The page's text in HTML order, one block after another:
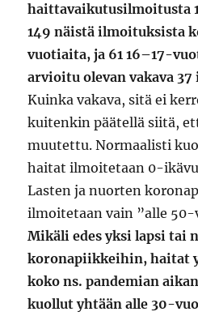
haittavaikutusilmoitusta
149 näistä ilmoituksista
vuotiaita, ja 61 16–17-
arvioitu olevan vakava
Kuinka vakava, sitä ei
kuitenkin päätellä siitä,
muutettu. Normaalisti
haitat ilmoitetaan 0-
Lasten ja nuorten
ilmoitetaan vain ”alle
Mikäli edes yksi lapsi tai
koronapiikkeihin, haitat
koko ns. pandemian
kuollut yhtään alle 30-